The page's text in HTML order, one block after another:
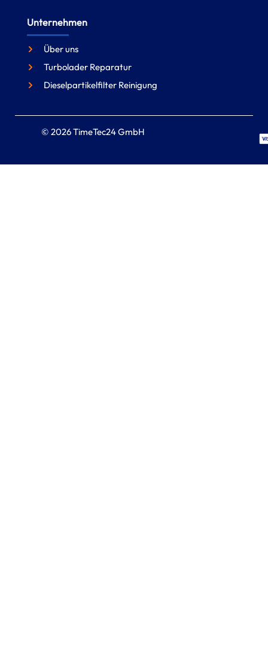
Unternehmen
Über uns
Turbolader Reparatur
Dieselpartikelfilter Reinigung
© 2026 TimeTec24 GmbH